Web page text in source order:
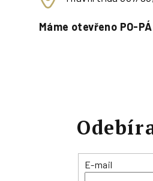
Máme otevřeno PO-
E-mail